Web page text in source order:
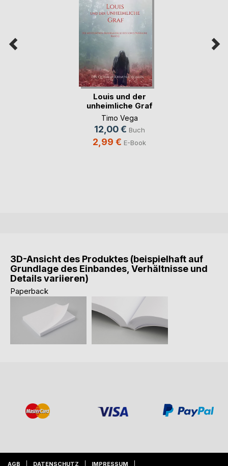
Louis und der
unheimliche Graf
Timo Vega
12,00 € Buch
2,99 € E-Book
3D-Ansicht des Produktes (beispielhaft auf
Grundlage des Einbandes, Verhältnisse und
Details variieren)
Paperback
AGB DATENSCHUTZ IMPRESSUM